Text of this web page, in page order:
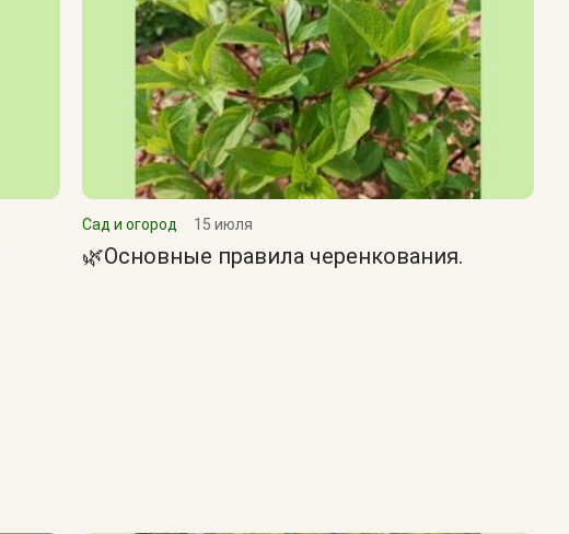
Сад и огород 15 июля
🌿Основные правила черенкования.